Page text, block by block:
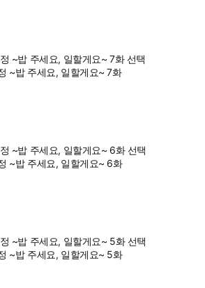
~밥 주세요, 일할게요~ 7화 선택
~밥 주세요, 일할게요~ 7화
~밥 주세요, 일할게요~ 6화 선택
~밥 주세요, 일할게요~ 6화
~밥 주세요, 일할게요~ 5화 선택
~밥 주세요, 일할게요~ 5화